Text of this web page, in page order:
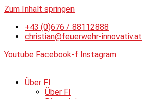
Zum Inhalt springen
+43 (0)676 / 88112888
christian@feuerwehr-innovativ.at
Youtube Facebook-f Instagram
Über FI
Über FI